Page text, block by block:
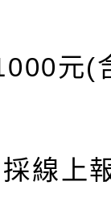
元(
線上